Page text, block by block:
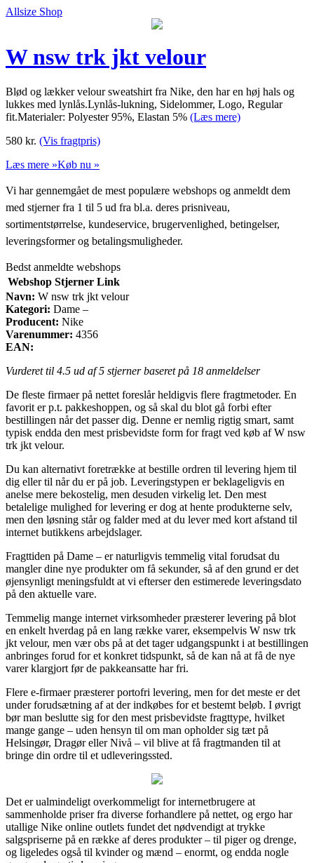
Allsize Shop
W nsw trk jkt velour
Blød og lækker velour sweatshirt fra Nike, den har en høj hals og
lukkes med lynlås.Lynlås-lukning, Sidelommer, Logo, Regular
fit.Materialer: Polyester 95%, Elastan 5% (Læs mere)
580 kr. (Vis fragtpris)
Læs mere »Køb nu »
Vi har gennemgået de mest populære webshops og anmeldt dem
med stjerner fra 1 til 5 ud fra bl.a. deres prisniveau,
sortimentstørrelse, kundeservice, brugervenlighed, betingelser,
leveringsformer og betalingsmuligheder.
Bedst anmeldte webshops
Webshop Stjerner Link
Navn: W nsw trk jkt velour
Kategori: Dame –
Producent: Nike
Varenummer: 4356
EAN:
Vurderet til 4.5 ud af 5 stjerner baseret på 18 anmeldelser
De fleste firmaer på nettet foreslår heldigvis flere fragtmetoder. En
favorit er p.t. pakkeshoppen, og så skal du blot gå forbi efter
bestillingen når det passer dig. Denne er nemlig rigtig smart, samt
typisk endda den mest prisbevidste form for fragt ved køb af W nsw
trk jkt velour.
Du kan alternativt foretrække at bestille ordren til levering hjem til
dig eller til når du er på job. Leveringstypen er beklageligvis en
anelse mere bekostelig, men desuden virkelig let. Den mest
betalelige mulighed for levering er dog at hente produkterne selv,
men den løsning står og falder med at du lever med kort afstand til
internet butikkens arbejdslager.
Fragttiden på Dame – er naturligvis temmelig vital forudsat du
mangler dine nye produkter om få sekunder, så af den grund er det
øjensynligt meningsfuldt at vi efterser den estimerede leveringsdato
på den aktuelle vare.
Temmelig mange internet virksomheder præsterer levering på blot
en enkelt hverdag på en lang række varer, eksempelvis W nsw trk
jkt velour, men vær obs på at det tager udgangspunkt i at bestillingen
anbringes forud for et konkret tidspunkt, så de kan nå at få de nye
varer klargjort før de pakkeansatte har fri.
Flere e-firmaer præsterer portofri levering, men for det meste er det
under forudsætning af at der indkøbes for et bestemt beløb. I øvrigt
bør man beslutte sig for den mest prisbevidste fragttype, hvilket
mange gange – uden hensyn til om man opholder sig tæt på
Helsingør, Dragør eller Nivå – vil blive at få fragtmanden til at
bringe din ordre til et udleveringssted.
Det er ualmindeligt overkommeligt for internetbrugere at
sammenholde priser fra diverse forhandlere på nettet, og ergo har
utallige Nike online outlets fundet det nødvendigt at trykke
salgspriserne på en række af deres produkter – til piger og drenge,
og ligeledes også til kvinder og mænd – enormt, og endda nogle